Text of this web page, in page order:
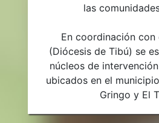
las
En coordinación
(Diócesis de Tibú) se
núcleos de
ubicados en el
Gringo y El